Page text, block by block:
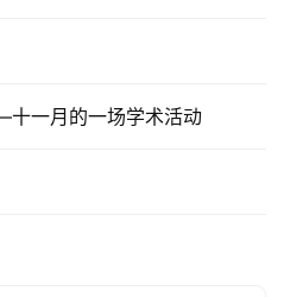
一月的一场学术活动